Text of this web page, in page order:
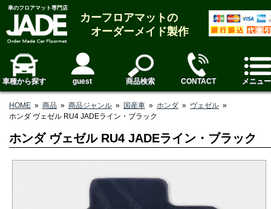
車のフロアマット専門店
カーフロアマットの
オーダーメイド製作
車種から探す guest 商品検索 CONTACT メニュー
HOME » 商品 » 商品ジャンル » 国産車 » ホンダ » ヴェゼル »
ホンダ ヴェゼル RU4 JADEライン・ブラック
ホンダ ヴェゼル RU4 JADEライン・ブラック